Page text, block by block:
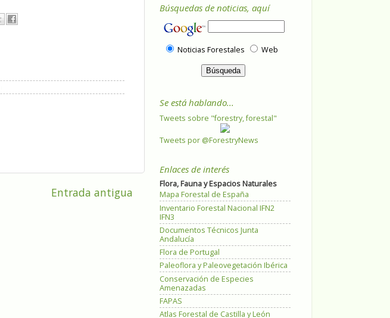
Entrada antigua
Búsquedas de noticias, aquí
Noticias Forestales Web
Se está hablando...
Tweets sobre "forestry, forestal"
Tweets por @ForestryNews
Enlaces de interés
Flora, Fauna y Espacios Naturales
Mapa Forestal de España
Inventario Forestal Nacional IFN2
IFN3
Documentos Técnicos Junta
Andalucía
Flora de Portugal
Paleoflora y Paleovegetación Ibérica
Conservación de Especies
Amenazadas
FAPAS
Atlas Forestal de Castilla y León